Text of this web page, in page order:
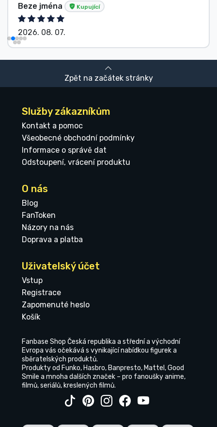
Beze jména Kupující
2026. 08. 07.
Zpět na začátek stránky
Služby zákazníkům
Kontakt a pomoc
Všeobecné obchodní podmínky
Informace o správě dat
Odstoupení, vrácení produktu
O nás
Blog
FanToken
Názory na nás
Doprava a platba
Uživatelský účet
Vstup
Registrace
Zapomenuté heslo
Košík
Fanbase Shop Česká republika a střední a východní
Evropa vás očekává s vynikající nabídkou figurek a
sběratelských produktů.
Produkty od Funko, Hasbro, Banpresto, Mattel, Good
Smile a mnoha dalších značek – pro fanoušky anime,
filmů, seriálů, kreslených filmů.